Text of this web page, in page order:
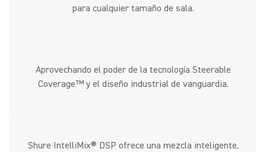
para cualquier tamaño de sala.
Aprovechando el poder de la tecnología Steerable
Coverage™ y el diseño industrial de vanguardia.
Shure IntelliMix® DSP ofrece una mezcla inteligente,